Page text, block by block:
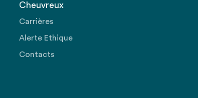
Cheuvreux
Carrières
Alerte Ethique
Contacts